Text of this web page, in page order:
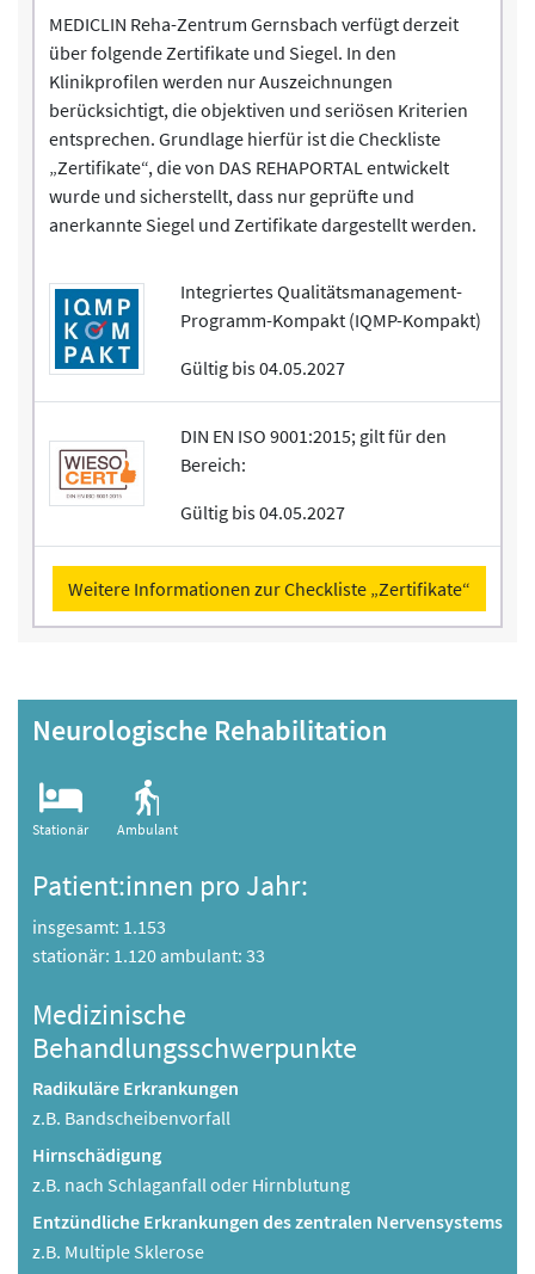
MEDICLIN Reha-Zentrum Gernsbach verfügt derzeit
über folgende Zertifikate und Siegel. In den
Klinikprofilen werden nur Auszeichnungen
berücksichtigt, die objektiven und seriösen Kriterien
entsprechen. Grundlage hierfür ist die Checkliste
„Zertifikate“, die von DAS REHAPORTAL entwickelt
wurde und sicherstellt, dass nur geprüfte und
anerkannte Siegel und Zertifikate dargestellt werden.
Integriertes Qualitätsmanagement-
Programm-Kompakt (IQMP-Kompakt)
Gültig bis 04.05.2027
DIN EN ISO 9001:2015; gilt für den
Bereich:
Gültig bis 04.05.2027
Weitere Informationen zur Checkliste „Zertifikate“
Neurologische Rehabilitation
Stationär Ambulant
Patient:innen pro Jahr:
insgesamt: 1.153
stationär: 1.120 ambulant: 33
Medizinische
Behandlungsschwerpunkte
Radikuläre Erkrankungen
z.B. Bandscheibenvorfall
Hirnschädigung
z.B. nach Schlaganfall oder Hirnblutung
Entzündliche Erkrankungen des zentralen Nervensystems
z.B. Multiple Sklerose